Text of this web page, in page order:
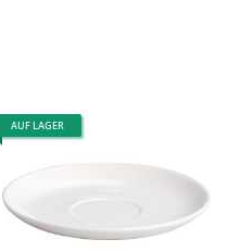
AUF LAGER